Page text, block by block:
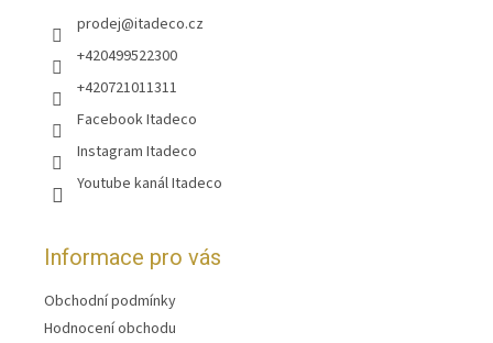
prodej@itadeco.cz
+420499522300
+420721011311
Facebook Itadeco
Instagram Itadeco
Youtube kanál Itadeco
Informace pro vás
Obchodní podmínky
Hodnocení obchodu